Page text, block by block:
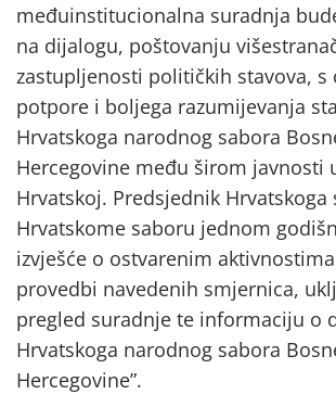
međuinstitucionalna suradnja
na dijalogu, poštovanju
zastupljenosti političkih stavova, s
potpore i boljega razumijevanja
Hrvatskoga narodnog sabora
Hercegovine među širom javnosti
Hrvatskoj. Predsjednik Hrvatskoga
Hrvatskome saboru jednom
izvješće o ostvarenim
provedbi navedenih smjernica,
pregled suradnje te informaciju o
Hrvatskoga narodnog sabora
Hercegovine”.